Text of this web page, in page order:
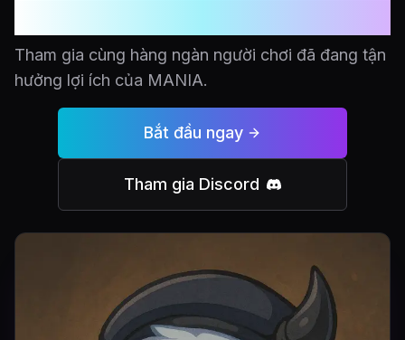
Tham gia cùng hàng ngàn người chơi đã đang tận
hưởng lợi ích của MANIA.
Bắt đầu ngay
Tham gia Discord